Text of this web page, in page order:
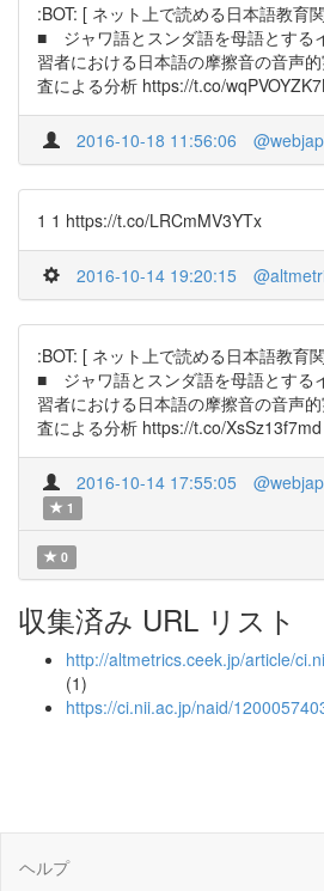
:BOT: [ ネット上で読める日本語教育
■ ジャワ語とスンダ語を母語とする
習者における日本語の摩擦音の音声
査による分析 https://t.co/
2016-10-18 11:56:06
1 1 https://t.co/LRCmMV3YTx
2016-10-14 19:20:15
:BOT: [ ネット上で読める日本語教育
■ ジャワ語とスンダ語を母語とする
習者における日本語の摩擦音の音声
査による分析 https://t.co/XsSz13f7md
2016-10-14 17:55:05
1
0
収集済み URL リスト
http://altmetrics.ceek.jp/article/
(1)
https://ci.nii.ac.jp/naid/
ヘルプ